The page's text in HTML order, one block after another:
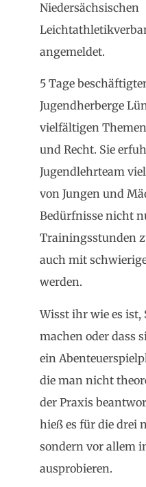
Niedersächsischen
angemeldet.
5 Tage
Jugendherberge
vielfältigen
und Recht. Sie
Jugendlehrteam
von Jungen und
Bedürfnisse nicht
Trainingsstunden
auch mit
werden.
Wisst ihr wie es
machen oder dass
ein
die man nicht
der Praxis
hieß es für die drei
sondern vor allem
ausprobieren.